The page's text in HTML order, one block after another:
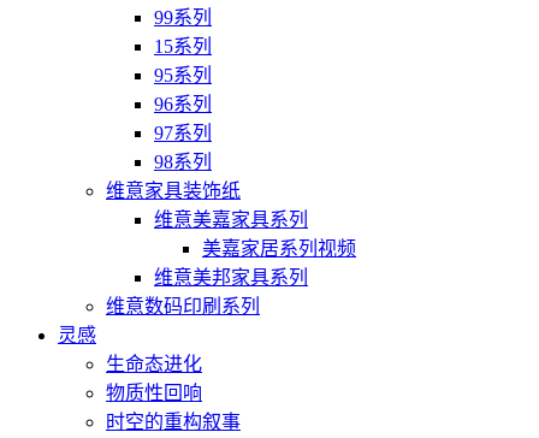
99系列
15系列
95系列
96系列
97系列
98系列
维意家具装饰纸
维意美嘉家具系列
美嘉家居系列视频
维意美邦家具系列
维意数码印刷系列
灵感
生命态进化
物质性回响
时空的重构叙事